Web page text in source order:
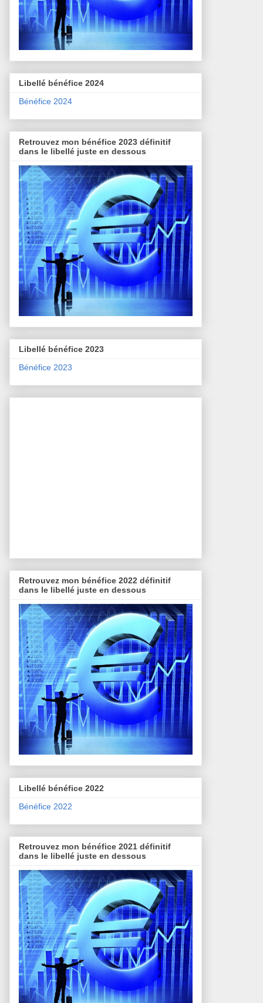
Libellé bénéfice 2024
Bénéfice 2024
Retrouvez mon bénéfice 2023 définitif
dans le libellé juste en dessous
Libellé bénéfice 2023
Bénéfice 2023
Retrouvez mon bénéfice 2022 définitif
dans le libellé juste en dessous
Libellé bénéfice 2022
Bénéfice 2022
Retrouvez mon bénéfice 2021 définitif
dans le libellé juste en dessous